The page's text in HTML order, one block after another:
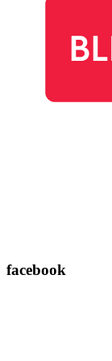
facebook